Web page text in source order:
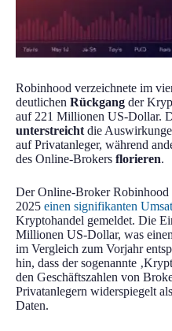
Robinhood verzeichnete im
deutlichen Rückgang der
auf 221 Millionen US-Dollar.
unterstreicht die
auf Privatanleger, während
des Online-Brokers florieren.
Der Online-Broker Robinhood
2025 einen signifikanten
Kryptohandel gemeldet. Die
Millionen US-Dollar, was
im Vergleich zum Vorjahr
hin, dass der sogenannte
den Geschäftszahlen von
Privatanlegern widerspiegelt
Daten.